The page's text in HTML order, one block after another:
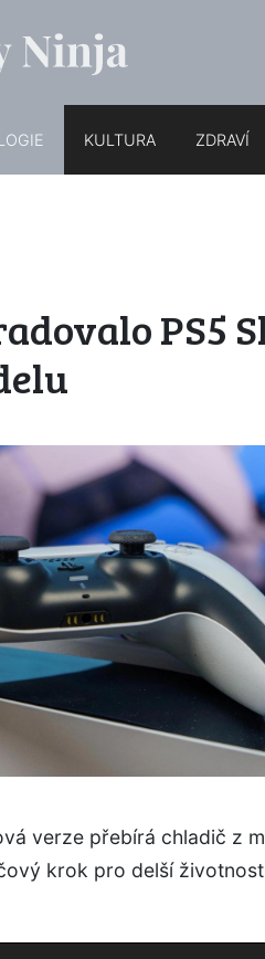
KULTURA ZDRAVÍ
PS5
verze přebírá chladič z
krok pro delší